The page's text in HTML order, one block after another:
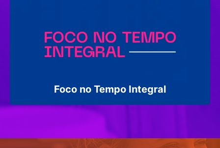
Foco no Tempo Integral